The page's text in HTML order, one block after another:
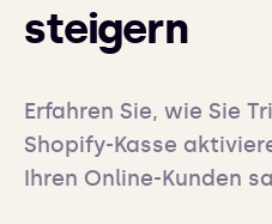
steigern
Erfahren Sie, wie Sie
Shopify-Kasse
Ihren Online-Kunden